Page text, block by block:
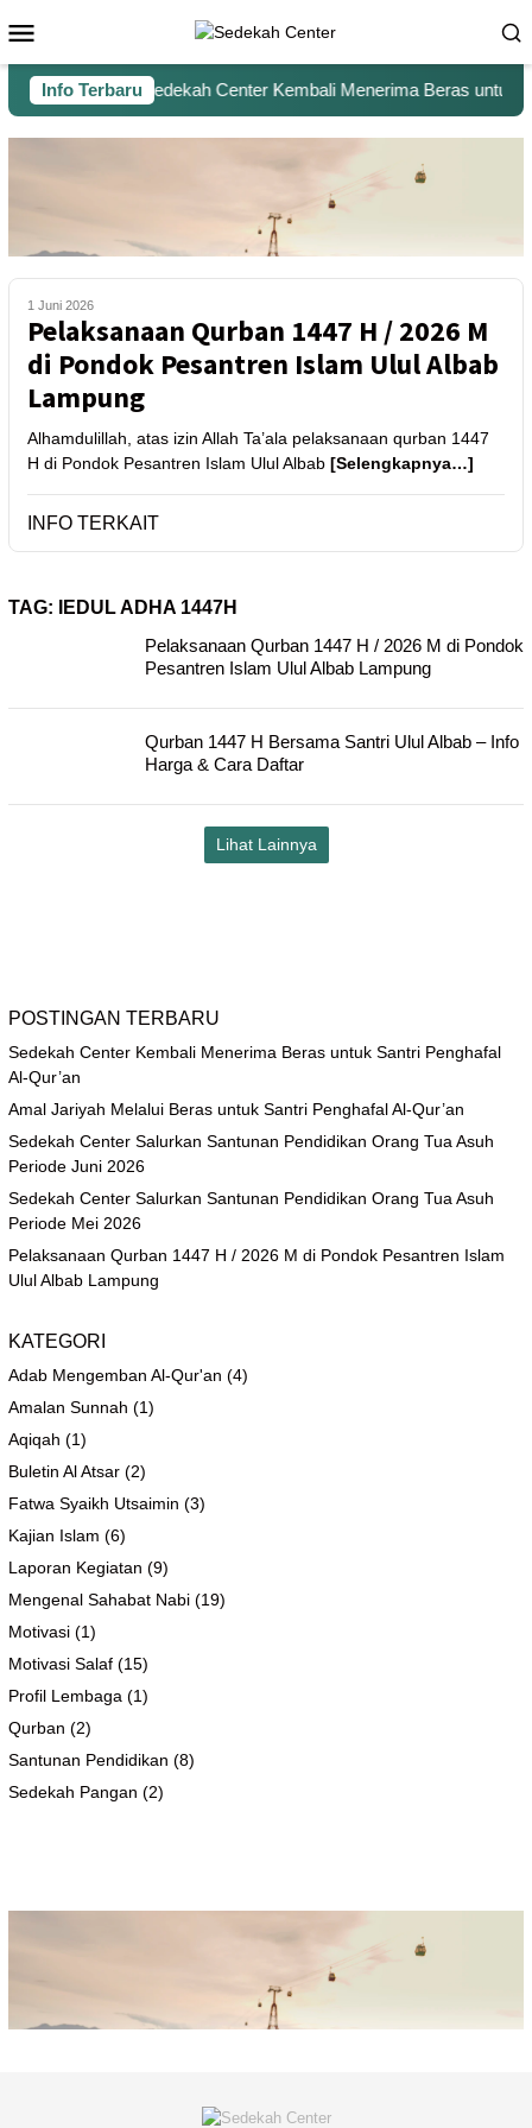
Info TerbaruSedekah Center Kembali Menerima Beras untuk
1 Juni 2026
Pelaksanaan Qurban 1447 H / 2026 M
di Pondok Pesantren Islam Ulul Albab
Lampung
Alhamdulillah, atas izin Allah Ta’ala pelaksanaan qurban 1447
H di Pondok Pesantren Islam Ulul Albab [Selengkapnya…]
INFO TERKAIT
TAG:
IEDUL ADHA 1447H
Pelaksanaan Qurban 1447 H / 2026 M di Pondok
Pesantren Islam Ulul Albab Lampung
Qurban 1447 H Bersama Santri Ulul Albab – Info
Harga & Cara Daftar
Lihat Lainnya
POSTINGAN TERBARU
Sedekah Center Kembali Menerima Beras untuk Santri Penghafal
Al-Qur’an
Amal Jariyah Melalui Beras untuk Santri Penghafal Al-Qur’an
Sedekah Center Salurkan Santunan Pendidikan Orang Tua Asuh
Periode Juni 2026
Sedekah Center Salurkan Santunan Pendidikan Orang Tua Asuh
Periode Mei 2026
Pelaksanaan Qurban 1447 H / 2026 M di Pondok Pesantren Islam
Ulul Albab Lampung
KATEGORI
Adab Mengemban Al-Qur'an (4)
Amalan Sunnah (1)
Aqiqah (1)
Buletin Al Atsar (2)
Fatwa Syaikh Utsaimin (3)
Kajian Islam (6)
Laporan Kegiatan (9)
Mengenal Sahabat Nabi (19)
Motivasi (1)
Motivasi Salaf (15)
Profil Lembaga (1)
Qurban (2)
Santunan Pendidikan (8)
Sedekah Pangan (2)